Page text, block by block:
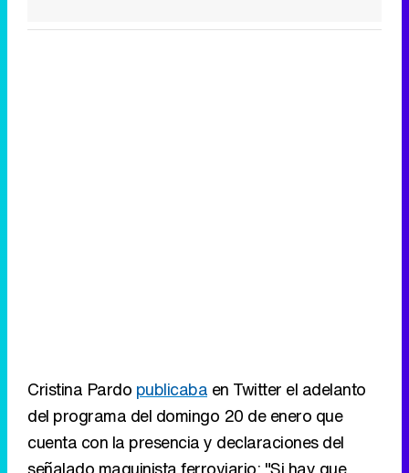
Cristina Pardo publicaba en Twitter el adelanto
del programa del domingo 20 de enero que
cuenta con la presencia y declaraciones del
señalado maquinista ferroviario: "Si hay que